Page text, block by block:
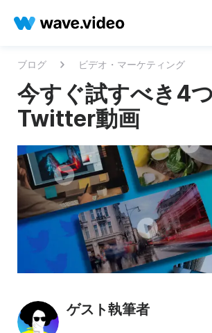
ブログ ビデオ・マーケティング
今すぐ試すべき4
Twitter動画
ゲスト執筆者